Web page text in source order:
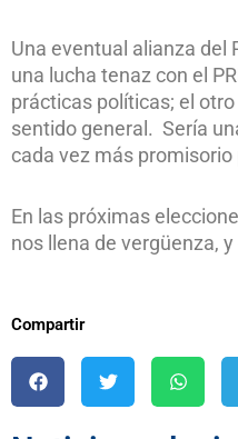
Una eventual alianza del
una lucha tenaz con el
prácticas políticas; el
sentido general. Sería
cada vez más
En las próximas
nos llena de vergüenza,
Compartir